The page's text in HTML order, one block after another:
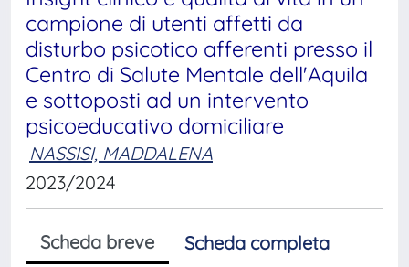
campione di utenti affetti da
disturbo psicotico afferenti presso il
Centro di Salute Mentale dell'Aquila
e sottoposti ad un intervento
psicoeducativo domiciliare
NASSISI, MADDALENA
2023/2024
Scheda breve
Scheda completa